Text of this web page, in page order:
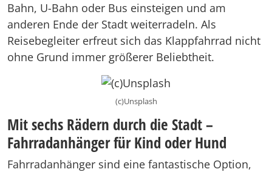
Bahn, U-Bahn oder Bus einsteigen und am
anderen Ende der Stadt weiterradeln. Als
Reisebegleiter erfreut sich das Klappfahrrad nicht
ohne Grund immer größerer Beliebtheit.
(c)Unsplash
Mit sechs Rädern durch die Stadt –
Fahrradanhänger für Kind oder Hund
Fahrradanhänger sind eine fantastische Option,